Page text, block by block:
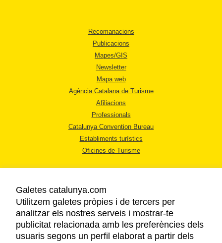
Recomanacions
Publicacions
Mapes/GIS
Newsletter
Mapa web
Agència Catalana de Turisme
Afiliacions
Professionals
Catalunya Convention Bureau
Establiments turístics
Oficines de Turisme
AVÍS LEGAL
POLÍTICA DE PRIVACITAT
Galetes catalunya.com
Utilitzem galetes pròpies i de tercers per
analitzar els nostres serveis i mostrar-te
publicitat relacionada amb les preferències dels
usuaris segons un perfil elaborat a partir dels